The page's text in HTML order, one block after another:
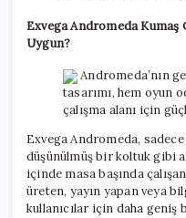
Exvega Andromeda
Uygun?
Andromeda’nın
tasarımı, hem oyun
çalışma alanı için
Exvega Andromeda,
düşünülmüş bir koltuk gibi
içinde masa başında
üreten, yayın yapan veya
kullanıcılar için daha geniş